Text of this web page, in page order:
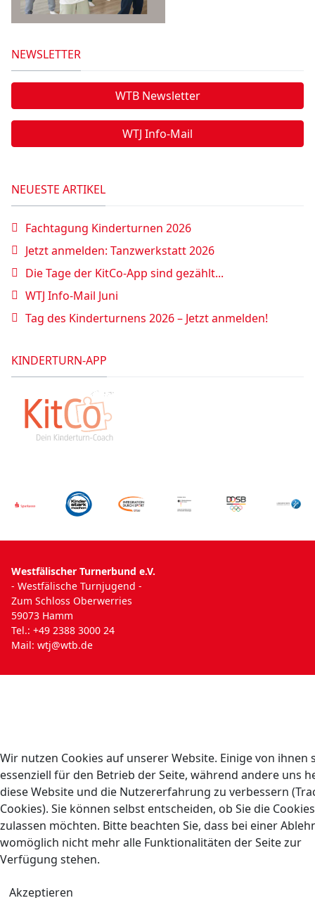
NEWSLETTER
WTB Newsletter
WTJ Info-Mail
NEUESTE ARTIKEL
Fachtagung Kinderturnen 2026
Jetzt anmelden: Tanzwerkstatt 2026
Die Tage der KitCo-App sind gezählt...
WTJ Info-Mail Juni
Tag des Kinderturnens 2026 – Jetzt anmelden!
KINDERTURN-APP
Westfälischer Turnerbund e.V.
- Westfälische Turnjugend -
Zum Schloss Oberwerries
59073 Hamm
Tel.: +49 2388 3000 24
Mail: wtj@wtb.de
Wir nutzen Cookies auf unserer Website. Einige von ihnen
essenziell für den Betrieb der Seite, während andere uns
diese Website und die Nutzererfahrung zu verbessern
Cookies). Sie können selbst entscheiden, ob Sie die Cookies
zulassen möchten. Bitte beachten Sie, dass bei einer
womöglich nicht mehr alle Funktionalitäten der Seite zur
Verfügung stehen.
Akzeptieren